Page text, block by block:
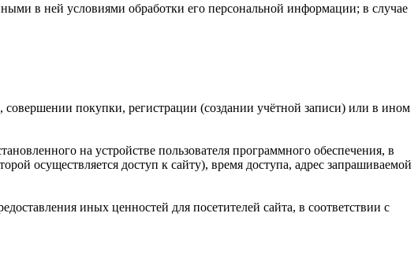
в ней условиями обработки его персональной информации; в случае
совершении покупки, регистрации (создании учётной записи) или в ином
на устройстве пользователя программного обеспечения, в
осуществляется доступ к сайту), время доступа, адрес запрашиваемой
иных ценностей для посетителей сайта, в соответствии с